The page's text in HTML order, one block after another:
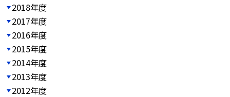
2018年度
2017年度
2016年度
2015年度
2014年度
2013年度
2012年度